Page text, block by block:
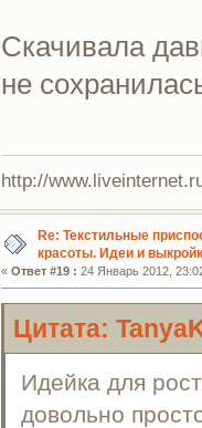
Скачивала
не
http://
Re: Текстильные
красоты. Идеи и
«Ответ #19 : 24 Январь 2012,
Цитата:
Идейка для
довольно